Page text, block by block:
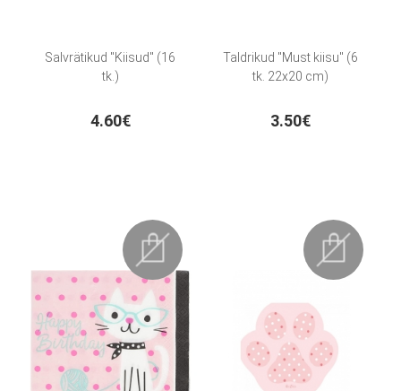
Salvrätikud "Kiisud" (16
tk.)
4.60€
Taldrikud "Must kiisu" (6
tk. 22x20 cm)
3.50€